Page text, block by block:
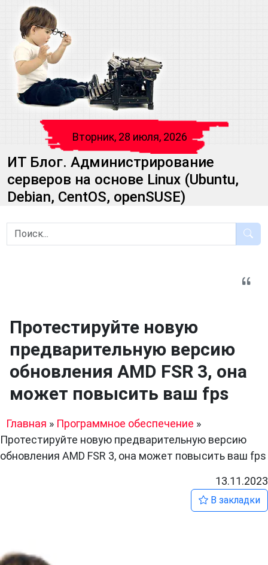
Вторник, 28 июля, 2026
ИТ Блог. Администрирование
серверов на основе Linux (Ubuntu,
Debian, CentOS, openSUSE)
Протестируйте новую
предварительную версию
обновления AMD FSR 3, она
может повысить ваш fps
Главная » Программное обеспечение »
Протестируйте новую предварительную версию
обновления AMD FSR 3, она может повысить ваш fps
13.11.2023
В закладки